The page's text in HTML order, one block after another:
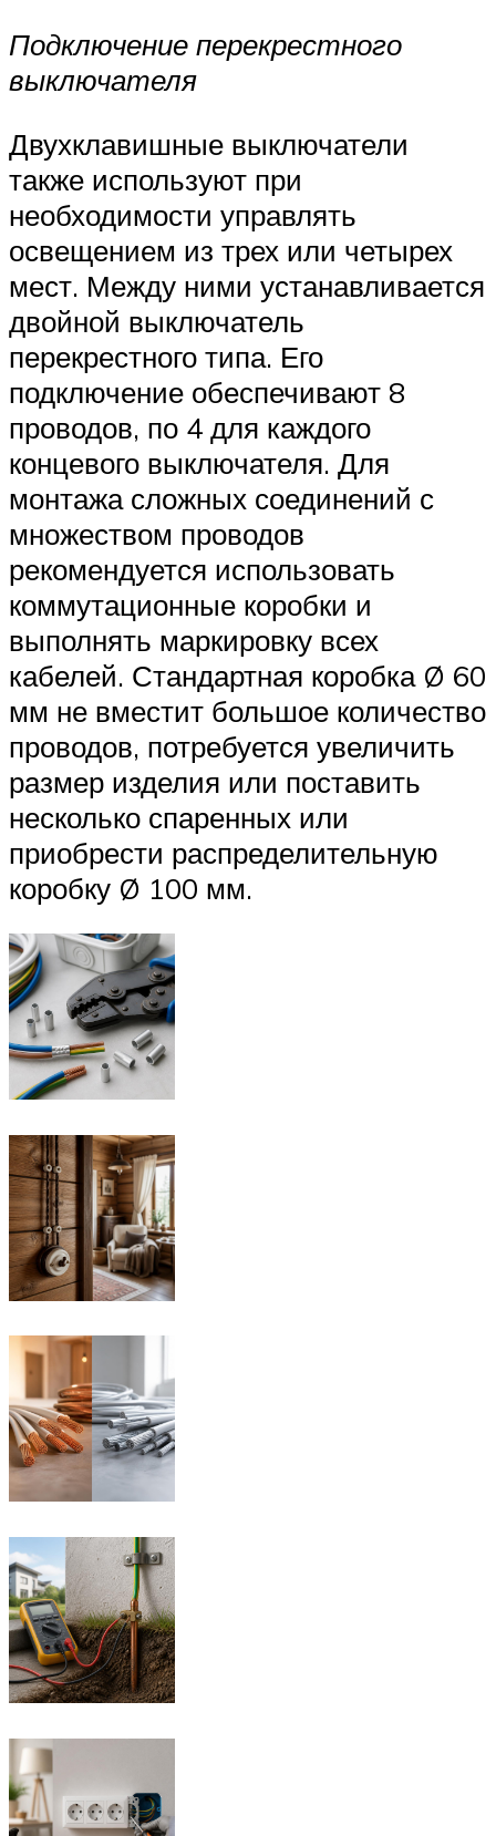
Подключение перекрестного
выключателя
Двухклавишные выключатели
также используют при
необходимости управлять
освещением из трех или четырех
мест. Между ними устанавливается
двойной выключатель
перекрестного типа. Его
подключение обеспечивают 8
проводов, по 4 для каждого
концевого выключателя. Для
монтажа сложных соединений с
множеством проводов
рекомендуется использовать
коммутационные коробки и
выполнять маркировку всех
кабелей. Стандартная коробка Ø 60
мм не вместит большое количество
проводов, потребуется увеличить
размер изделия или поставить
несколько спаренных или
приобрести распределительную
коробку Ø 100 мм.